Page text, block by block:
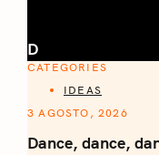
D
CATEGORIES
IDEAS
3 AGOSTO, 2026
Dance, dance,